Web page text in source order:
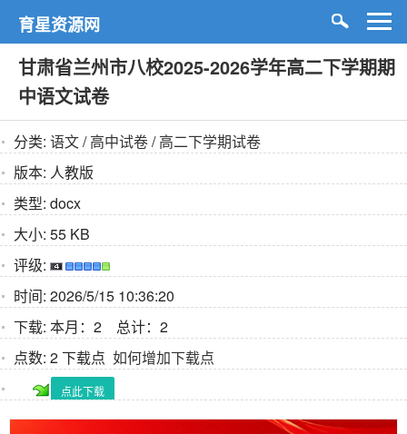
育星资源网
甘肃省兰州市八校2025-2026学年高二下学期期
中语文试卷
分类: 语文/高中试卷/高二下学期试卷
版本: 人教版
类型: docx
大小: 55 KB
评级:
时间: 2026/5/15 10:36:20
下载: 本月：2 总计：2
点数: 2 下载点 如何增加下载点
点此下载